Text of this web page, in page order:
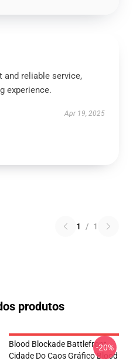
and reliable service,
experience.
Apr 19, 2025
1 / 1
produtos
Blood Blockade Battlefront
Cidade Do Caos Gráfico Blood
-20%